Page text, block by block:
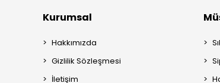
Kurumsal
Hakkımızda
Gizlilik Sözleşmesi
İletişim